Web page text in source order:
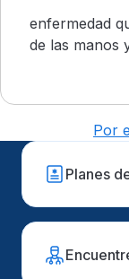
enfermedad
de las manos
Por
Planes